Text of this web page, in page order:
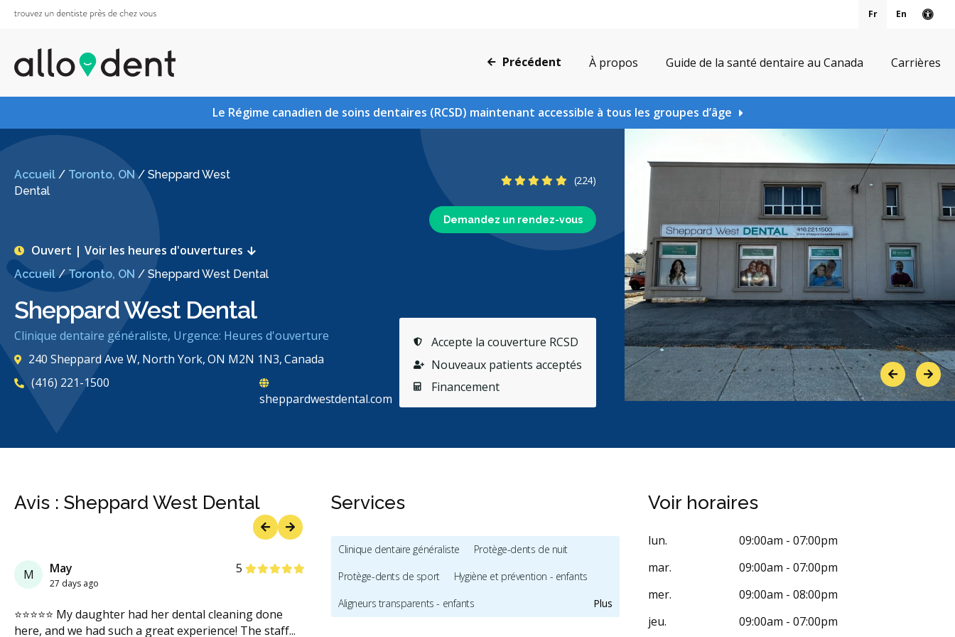
Fr En
Précédent À propos Guide de la santé dentaire au Canada Carrières
Le Régime canadien de soins dentaires (RCSD) maintenant accessible à tous les groupes d’âge
Accueil / Toronto, ON/ Sheppard West
Dental
Accueil/Toronto, ON / Sheppard West Dental
Sheppard West Dental
Clinique dentaire généraliste, Urgence: Heures d'ouverture
Accepte la couverture RCSD
Nouveaux patients acceptés
Financement
4.9 étoiles
(224)
Demandez un rendez-vous
Ouvert | Voir les heures d'ouvertures
240 Sheppard Ave W, North York, ON M2N 1N3, Canada
(416) 221-1500
sheppardwestdental.com
PreviousNext
Avis : Sheppard West Dental
M May
27 days ago
5étoiles
⭐️⭐️⭐️⭐️⭐️ My daughter had her dental cleaning done
here, and we had such a great experience! The staff...
étoiles
étoiles
étoiles
étoiles
Services
Plus
Clinique dentaire généraliste
Protège-dents de nuit
Protège-dents de sport
Hygiène et prévention - enfants
Aligneurs transparents - enfants
Voir horaires
lun.
09:00am - 07:00pm
mar.
09:00am - 07:00pm
mer.
09:00am - 08:00pm
jeu.
09:00am - 07:00pm